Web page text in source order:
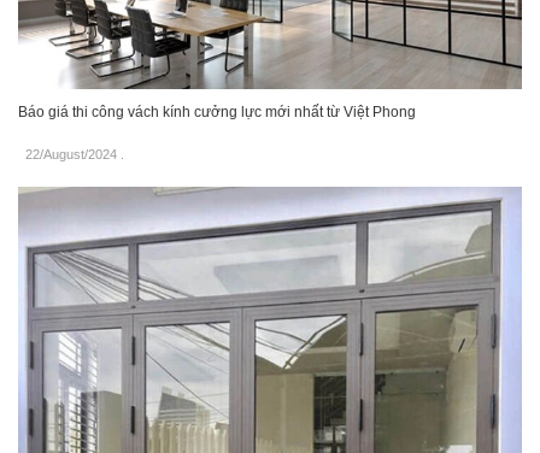
Báo giá thi công vách kính cưởng lực mới nhất từ Việt Phong
22/August/2024